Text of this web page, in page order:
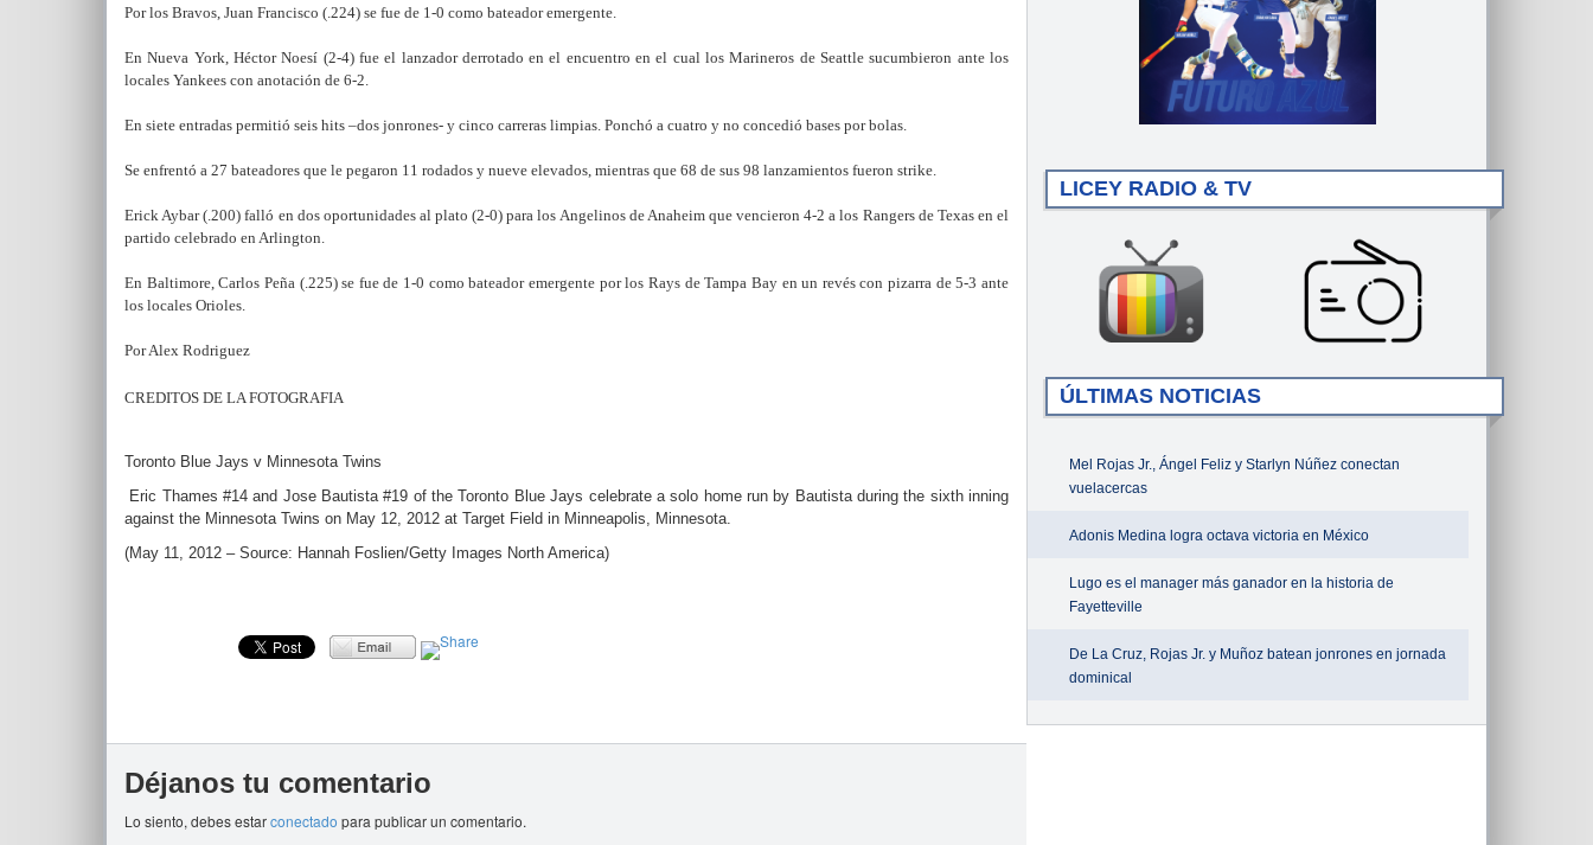
Por los Bravos, Juan Francisco (.224) se fue de 1-0 como bateador emergente.
En Nueva York, Héctor Noesí (2-4) fue el lanzador derrotado en el encuentro en el cual los Marineros de Seattle sucumbieron ante los
locales Yankees con anotación de 6-2.
En siete entradas permitió seis hits –dos jonrones- y cinco carreras limpias. Ponchó a cuatro y no concedió bases por bolas.
Se enfrentó a 27 bateadores que le pegaron 11 rodados y nueve elevados, mientras que 68 de sus 98 lanzamientos fueron strike.
Erick Aybar (.200) falló en dos oportunidades al plato (2-0) para los Angelinos de Anaheim que vencieron 4-2 a los Rangers de Texas en el
partido celebrado en Arlington.
En Baltimore, Carlos Peña (.225) se fue de 1-0 como bateador emergente por los Rays de Tampa Bay en un revés con pizarra de 5-3 ante
los locales Orioles.
Por Alex Rodriguez
CREDITOS DE LA FOTOGRAFIA
Toronto Blue Jays v Minnesota Twins
Eric Thames #14 and Jose Bautista #19 of the Toronto Blue Jays celebrate a solo home run by Bautista during the sixth inning
against the Minnesota Twins on May 12, 2012 at Target Field in Minneapolis, Minnesota.
(May 11, 2012 – Source: Hannah Foslien/Getty Images North America)
Déjanos tu comentario
Lo siento, debes estarconectado para publicar un comentario.
LICEY RADIO & TV
ÚLTIMAS NOTICIAS
Mel Rojas Jr., Ángel Feliz y Starlyn Núñez conectan
vuelacercas
Adonis Medina logra octava victoria en México
Lugo es el manager más ganador en la historia de
Fayetteville
De La Cruz, Rojas Jr. y Muñoz batean jonrones en jornada
dominical